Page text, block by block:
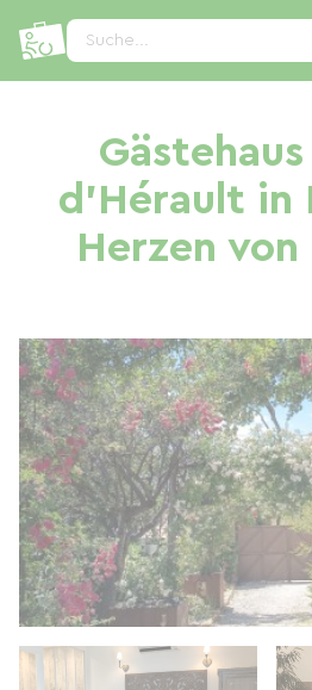
Suche...
d'Hérault in
Herzen
Cookie-Einstellungen